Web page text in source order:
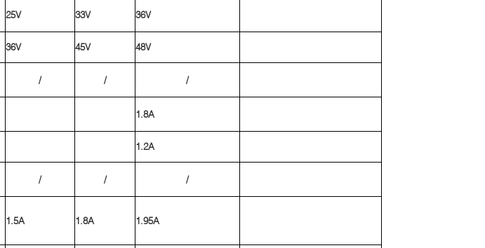
25V 33V 36V
36V 45V 48V
/ / /
1.8A
1.2A
/ / /
1.5A 1.8A
1.95A